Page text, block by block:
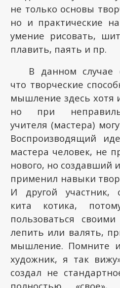
не только основы
но и практические
умение рисовать,
плавить, паять и пр.
В данном случае
что творческие
мышление здесь хотя
но при
учителя (мастера)
Воспроизводящий
мастера человек, не
нового, но создавший
применил навыки
И другой участник,
кита котика,
пользоваться
лепить или валять,
мышление. Помните
художник, я так
создал не